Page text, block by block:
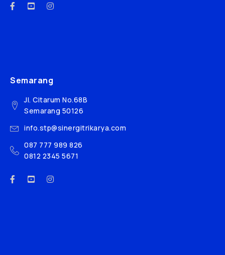
Semarang
Jl. Citarum No.68B
Semarang 50126
info.stp@sinergitrikarya.com
087 777 989 826
0812 2345 5671